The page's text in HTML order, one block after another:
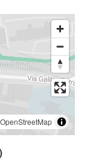
OpenStreetMap